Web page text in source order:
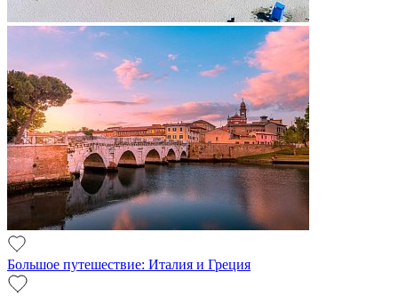
Большое путешествие: Италия и Греция